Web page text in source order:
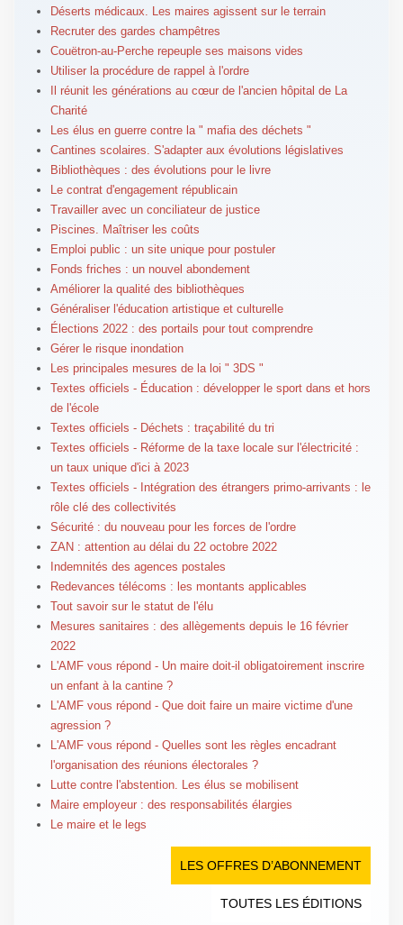
Déserts médicaux. Les maires agissent sur le terrain
Recruter des gardes champêtres
Couëtron-au-Perche repeuple ses maisons vides
Utiliser la procédure de rappel à l'ordre
Il réunit les générations au cœur de l'ancien hôpital de La
Charité
Les élus en guerre contre la " mafia des déchets "
Cantines scolaires. S'adapter aux évolutions législatives
Bibliothèques : des évolutions pour le livre
Le contrat d'engagement républicain
Travailler avec un conciliateur de justice
Piscines. Maîtriser les coûts
Emploi public : un site unique pour postuler
Fonds friches : un nouvel abondement
Améliorer la qualité des bibliothèques
Généraliser l'éducation artistique et culturelle
Élections 2022 : des portails pour tout comprendre
Gérer le risque inondation
Les principales mesures de la loi " 3DS "
Textes officiels - Éducation : développer le sport dans et hors
de l'école
Textes officiels - Déchets : traçabilité du tri
Textes officiels - Réforme de la taxe locale sur l'électricité :
un taux unique d'ici à 2023
Textes officiels - Intégration des étrangers primo-arrivants : le
rôle clé des collectivités
Sécurité : du nouveau pour les forces de l'ordre
ZAN : attention au délai du 22 octobre 2022
Indemnités des agences postales
Redevances télécoms : les montants applicables
Tout savoir sur le statut de l'élu
Mesures sanitaires : des allègements depuis le 16 février
2022
L'AMF vous répond - Un maire doit-il obligatoirement inscrire
un enfant à la cantine ?
L'AMF vous répond - Que doit faire un maire victime d'une
agression ?
L'AMF vous répond - Quelles sont les règles encadrant
l'organisation des réunions électorales ?
Lutte contre l'abstention. Les élus se mobilisent
Maire employeur : des responsabilités élargies
Le maire et le legs
LES OFFRES D’ABONNEMENT
TOUTES LES ÉDITIONS